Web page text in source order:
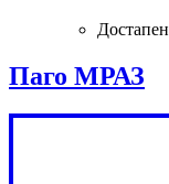
Достапен
Паго МРАЗ